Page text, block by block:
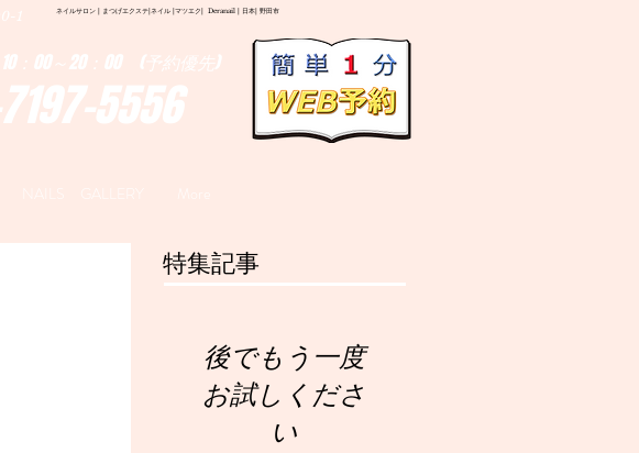
ネイルサロン | まつげエクステ|ネイル |マツエク| Deranail | 日本| 野田市
1
5556
00～20：00 (予約優先)
特集記事
後でもう一度
お試しくださ
い